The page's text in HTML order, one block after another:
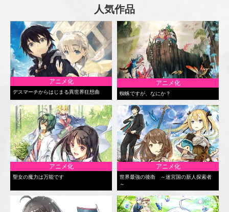
人気作品
アニメ化
デスマーチからはじまる異世界狂想曲
アニメ化
蜘蛛ですが、なにか？
アニメ化
聖女の魔力は万能です
アニメ化
世界最強の後衛 ～迷宮国の新人探索者
～